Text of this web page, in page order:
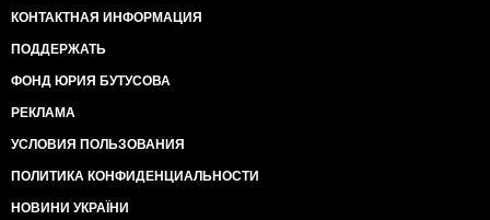
КОНТАКТНАЯ ИНФОРМАЦИЯ
ПОДДЕРЖАТЬ
ФОНД ЮРИЯ БУТУСОВА
РЕКЛАМА
УСЛОВИЯ ПОЛЬЗОВАНИЯ
ПОЛИТИКА КОНФИДЕНЦИАЛЬНОСТИ
НОВИНИ УКРАЇНИ